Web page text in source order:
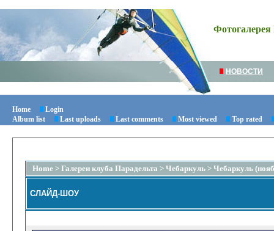
Фотогалерея
НОВОСТИ
Home
Login
Album list
Last uploads Last comments Most viewed Top rated
Home > Галереи клуба Парадельта > Чебаркуль > Чебаркуль
СЛАЙД-ШОУ